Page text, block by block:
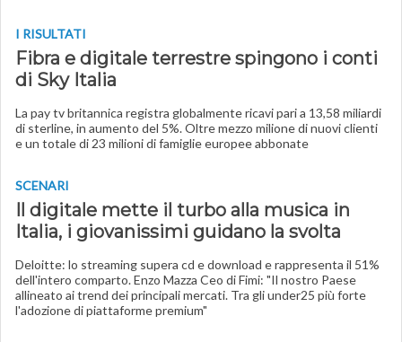
I RISULTATI
Fibra e digitale terrestre spingono i conti
di Sky Italia
La pay tv britannica registra globalmente ricavi pari a 13,58 miliardi
di sterline, in aumento del 5%. Oltre mezzo milione di nuovi clienti
e un totale di 23 milioni di famiglie europee abbonate
SCENARI
Il digitale mette il turbo alla musica in
Italia, i giovanissimi guidano la svolta
Deloitte: lo streaming supera cd e download e rappresenta il 51%
dell'intero comparto. Enzo Mazza Ceo di Fimi: "Il nostro Paese
allineato ai trend dei principali mercati. Tra gli under25 più forte
l'adozione di piattaforme premium"